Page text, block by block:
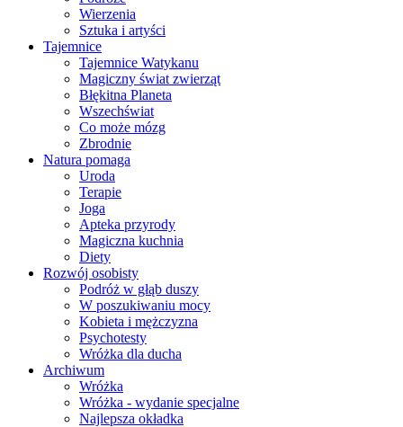
Wierzenia
Sztuka i artyści
Tajemnice
Tajemnice Watykanu
Magiczny świat zwierząt
Błękitna Planeta
Wszechświat
Co może mózg
Zbrodnie
Natura pomaga
Uroda
Terapie
Joga
Apteka przyrody
Magiczna kuchnia
Diety
Rozwój osobisty
Podróż w głąb duszy
W poszukiwaniu mocy
Kobieta i mężczyzna
Psychotesty
Wróżka dla ducha
Archiwum
Wróżka
Wróżka - wydanie specjalne
Najlepsza okładka